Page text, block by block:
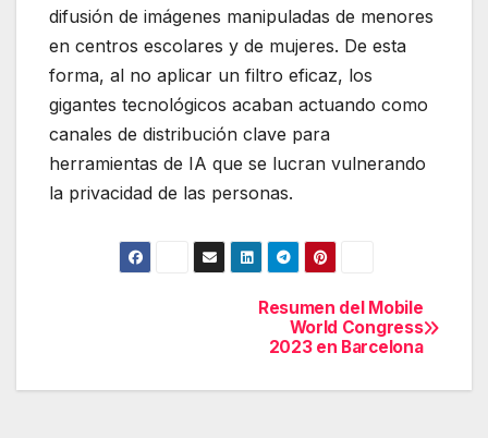
difusión de imágenes manipuladas de menores
en centros escolares y de mujeres. De esta
forma, al no aplicar un filtro eficaz, los
gigantes tecnológicos acaban actuando como
canales de distribución clave para
herramientas de IA que se lucran vulnerando
la privacidad de las personas.
Resumen del Mobile
World Congress
2023 en Barcelona